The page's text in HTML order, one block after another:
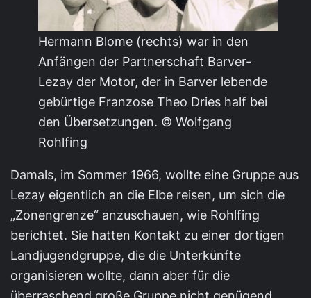
Hermann Blome (rechts) war in den
Anfängen der Partnerschaft Barver-
Lezay der Motor, der in Barver lebende
gebürtige Franzose Theo Dries half bei
den Übersetzungen. © Wolfgang
Rohlfing
Damals, im Sommer 1966, wollte eine Gruppe aus
Lezay eigentlich an die Elbe reisen, um sich die
„Zonengrenze“ anzuschauen, wie Rohlfing
berichtet. Sie hatten Kontakt zu einer dortigen
Landjugendgruppe, die die Unterkünfte
organisieren wollte, dann aber für die